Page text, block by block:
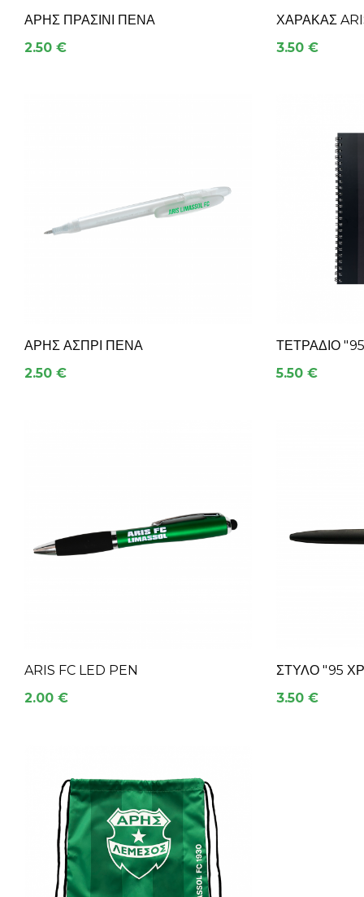
ΑΡΗΣ ΠΡΑΣΙΝΙ ΠΕΝΑ
2.50 €
ΧΆΡΑΚΑΣ
3.50 €
ΑΡΗΣ ΑΣΠΡΙ ΠΕΝΑ
2.50 €
ΤΕΤΡΆΔΙΟ
5.50 €
ARIS FC LED PEN
2.00 €
ΣΤΥΛΌ "95
3.50 €